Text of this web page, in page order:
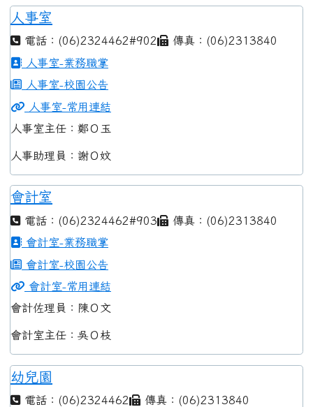
人事室
電話：(06)2324462#902
傳真：(06)2313840
人事室-業務職掌
人事室-校園公告
人事室-常用連結
人事室主任：鄭Ｏ玉
人事助理員：謝Ｏ妏
會計室
電話：(06)2324462#903
傳真：(06)2313840
會計室-業務職掌
會計室-校園公告
會計室-常用連結
會計佐理員：陳Ｏ文
會計室主任：吳Ｏ枝
幼兒園
電話：(06)2324462
傳真：(06)2313840